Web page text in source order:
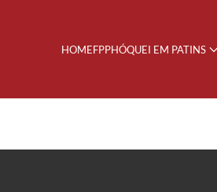
HOMEFPPHÓQUEI EM PATINS